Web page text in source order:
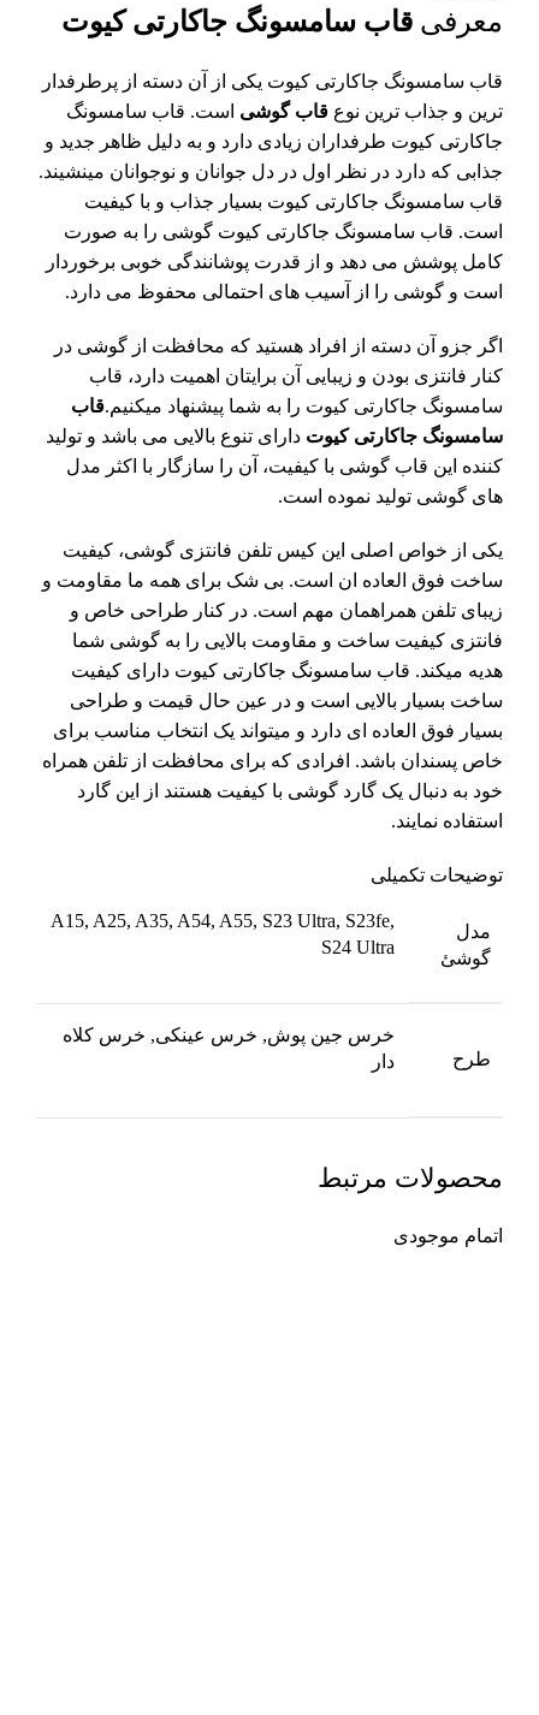
معرفی قاب سامسونگ جاکارتی کیوت
قاب سامسونگ جاکارتی کیوت یکی از آن دسته از پرطرفدار
ترین و جذاب ترین نوع قاب گوشی است. قاب سامسونگ
جاکارتی کیوت طرفداران زیادی دارد و به دلیل ظاهر جدید و
جذابی که دارد در نظر اول در دل جوانان و نوجوانان مینشیند.
قاب سامسونگ جاکارتی کیوت بسیار جذاب و با کیفیت
است. قاب سامسونگ جاکارتی کیوت گوشی را به صورت
کامل پوشش می دهد و از قدرت پوشانندگی خوبی برخوردار
است و گوشی را از آسیب های احتمالی محفوظ می دارد.
اگر جزو آن دسته از افراد هستید که محافظت از گوشی در
کنار فانتزی بودن و زیبایی آن برایتان اهمیت دارد، قاب
سامسونگ جاکارتی کیوت را به شما پیشنهاد میکنیم.قاب
سامسونگ جاکارتی کیوت دارای تنوع بالایی می باشد و تولید
کننده این قاب گوشی با کیفیت، آن را سازگار با اکثر مدل
های گوشی تولید نموده است.
یکی از خواص اصلی این کیس تلفن فانتزی گوشی، کیفیت
ساخت فوق العاده ان است. بی شک برای همه ما مقاومت و
زیبای تلفن همراهمان مهم است. در کنار طراحی خاص و
فانتزی کیفیت ساخت و مقاومت بالایی را به گوشی شما
هدیه میکند. قاب سامسونگ جاکارتی کیوت دارای کیفیت
ساخت بسیار بالایی است و در عین حال قیمت و طراحی
بسیار فوق العاده ای دارد و میتواند یک انتخاب مناسب برای
خاص پسندان باشد. افرادی که برای محافظت از تلفن همراه
خود به دنبال یک گارد گوشی با کیفیت هستند از این گارد
استفاده نمایند.
توضیحات تکمیلی
مدل
گوشئ
A15, A25, A35, A54, A55, S23 Ultra, S23fe,
S24 Ultra
طرح
خرس جین پوش, خرس عینکی, خرس کلاه
دار
محصولات مرتبط
اتمام موجودی